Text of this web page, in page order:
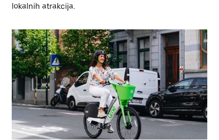
lokalnih atrakcija.